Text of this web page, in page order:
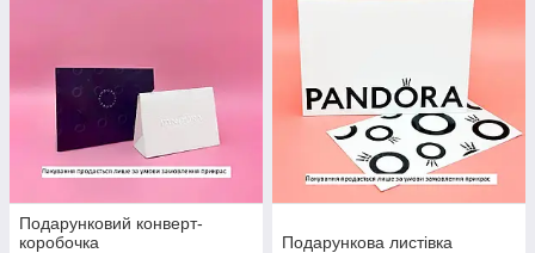
Подарунковий конверт-
коробочка
Подарункова листівка